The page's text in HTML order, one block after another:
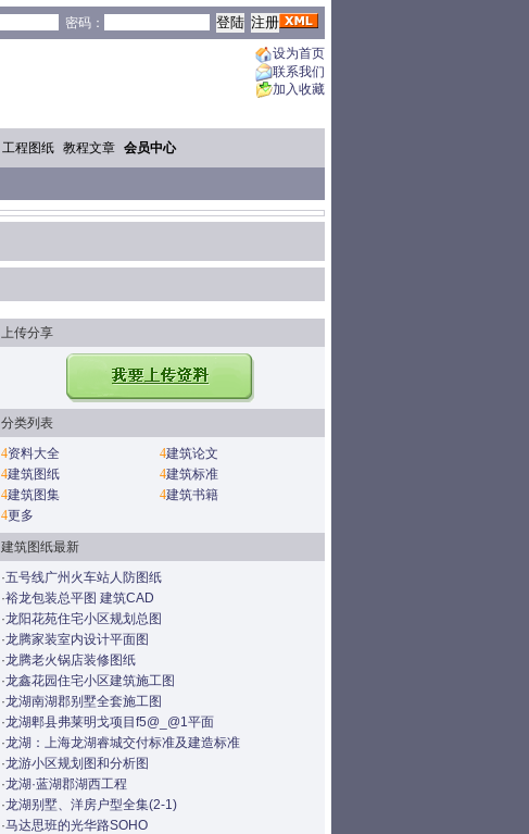
密码：
设为首页
联系我们
加入收藏
工程图纸 教程文章 会员中心
上传分享
分类列表
4资料大全 4建筑论文
4建筑图纸 4建筑标准
4建筑图集 4建筑书籍
4更多
建筑图纸最新
·五号线广州火车站人防图纸
·裕龙包装总平图 建筑CAD
·龙阳花苑住宅小区规划总图
·龙腾家装室内设计平面图
·龙腾老火锅店装修图纸
·龙鑫花园住宅小区建筑施工图
·龙湖南湖郡别墅全套施工图
·龙湖郫县弗莱明戈项目f5@_@1平面
·龙湖：上海龙湖睿城交付标准及建造标准
·龙游小区规划图和分析图
·龙湖·蓝湖郡湖西工程
·龙湖别墅、洋房户型全集(2-1)
·马达思班的光华路SOHO